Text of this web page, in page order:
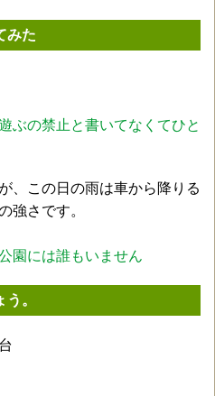
みた
ぶの禁止と書いてなくてひと
、この日の雨は車から降りる
強さです。
園には誰もいません
。